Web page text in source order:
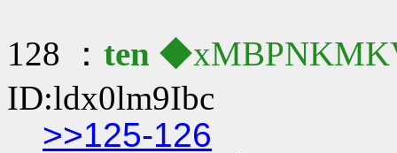
128 ： ten
ID:ldx0lm9Ibc
>>125-126